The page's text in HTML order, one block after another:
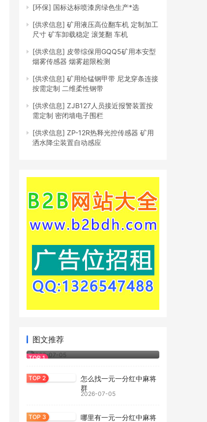
[环保] 国标达标喷漆房绿色生产*选
[供求信息] 矿用液压高位翻车机 定制加工
尺寸 矿车卸载稳定 滚笼翻 车机
[供求信息] 皮带综保用GQQ5矿用本安型
烟雾传感器 烟雾超限检测
[供求信息] 矿用给锰钢甲带 尼龙穿条连接
按需定制 二维柔性钢带
[供求信息] ZJB127人员接近报警装置按
需定制 密闭墙电子围栏
[供求信息] ZP-12R热释光控传感器 矿用
洒水降尘装置自动感应
图文推荐
一元一分红中麻将群
2026-07-05
怎么找一元一分红中麻将
群
2026-07-05
哪里有一元一分红中麻将